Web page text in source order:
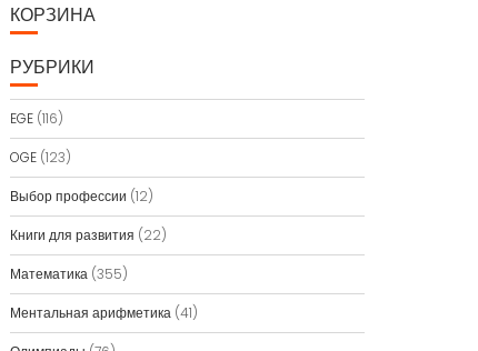
КОРЗИНА
РУБРИКИ
EGE(116)
OGE(123)
Выбор профессии (12)
Книги для развития (22)
Математика(355)
Ментальная арифметика(41)